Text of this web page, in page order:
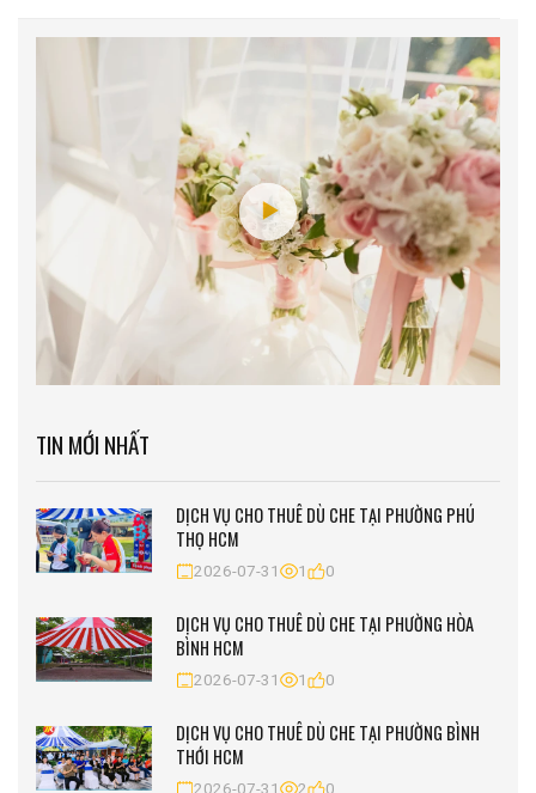
TIN MỚI NHẤT
DỊCH VỤ CHO THUÊ DÙ CHE TẠI PHƯỜNG PHÚ
THỌ HCM
2026-07-31 1 0
DỊCH VỤ CHO THUÊ DÙ CHE TẠI PHƯỜNG HÒA
BÌNH HCM
2026-07-31 1 0
DỊCH VỤ CHO THUÊ DÙ CHE TẠI PHƯỜNG BÌNH
THỚI HCM
2026-07-31 2 0